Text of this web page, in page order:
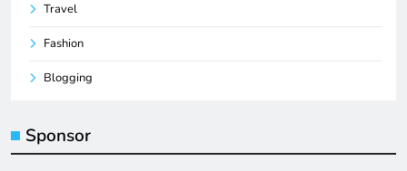
Travel
Fashion
Blogging
Sponsor